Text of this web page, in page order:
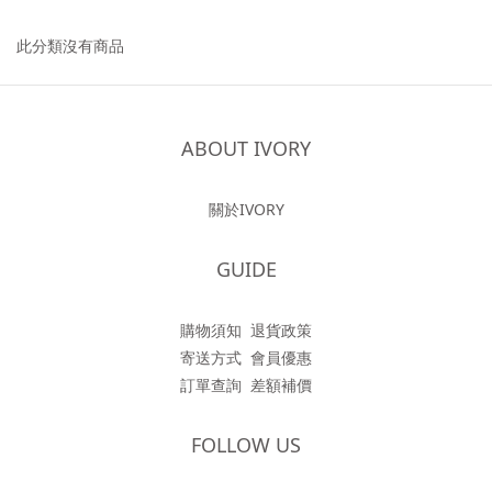
此分類沒有商品
ABOUT IVORY
關於IVORY
GUIDE
購物須知 退貨政策
寄送方式 會員優惠
訂單查詢 差額補價
FOLLOW US